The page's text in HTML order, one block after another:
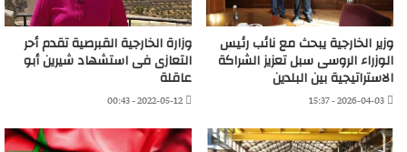
وزير الخارجية يبحث مع نائب رئيس
الوزراء الروسى سبل تعزيز الشراكة
الاستراتيجية بين البلدين
2026-04-03 - 15:37
وزارة الخارجية القبرصية تقدم أحر
التعازى فى استشهاد شيرين أبو
عاقلة
2022-05-12 - 00:43